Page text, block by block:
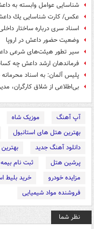
شناسایی عوامل وابسته به
عکس/ كارت شناسایی یك
اسناد سری درباره ساختار
وضعیت حضور داعش در اروپا
سیر تطور هیئت‌‏های شرعی
فرماندهان ارشد داعش چه
پلیس آلمان: به اسناد
بی‌اطلاعی از شلاق کارگران،
آپ آهنگ موزیک شاه
بهترین هتل های استانبول
دانلود آهنگ جدید
پرشین هتل
ثبت نام
مزایده خودرو
خرید بلیط
فروشنده مواد شیمیایی
نظر شما